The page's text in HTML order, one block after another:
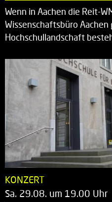
Wenn in Aachen die Reit-
Wissenschaftsbüro Aachen
Hochschullandschaft
KONZERT
Sa. 29.08. um 19.00 Uhr